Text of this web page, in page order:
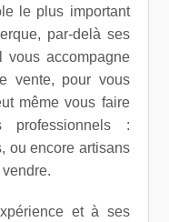
le plus important
par-delà ses
vous accompagne
vente, pour vous
même vous faire
professionnels :
ou encore artisans
et à ses